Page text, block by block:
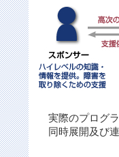
実際のプログ
同時展開及び